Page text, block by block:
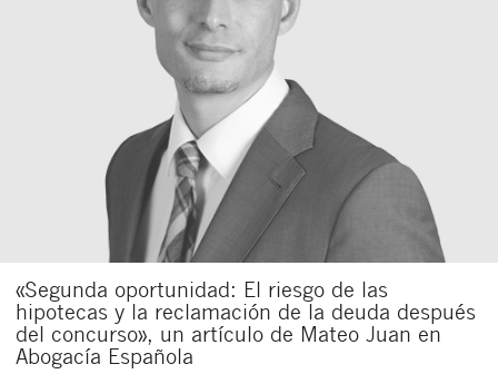
«Segunda oportunidad: El riesgo de las
hipotecas y la reclamación de la deuda después
del concurso», un artículo de Mateo Juan en
Abogacía Española